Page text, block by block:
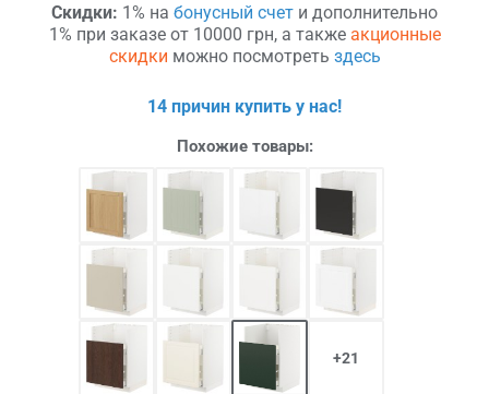
Скидки: 1% на бонусный счет и дополнительно
1% при заказе от 10000 грн, а также акционные
скидки можно посмотреть здесь
14 причин купить у нас!
Похожие товары:
+21